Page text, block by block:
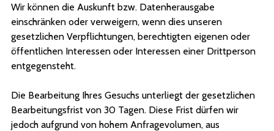
Wir können die Auskunft bzw. Datenherausgabe
einschränken oder verweigern, wenn dies unseren
gesetzlichen Verpflichtungen, berechtigten eigenen oder
öffentlichen Interessen oder Interessen einer Drittperson
entgegensteht.
Die Bearbeitung Ihres Gesuchs unterliegt der gesetzlichen
Bearbeitungsfrist von 30 Tagen. Diese Frist dürfen wir
jedoch aufgrund von hohem Anfragevolumen, aus